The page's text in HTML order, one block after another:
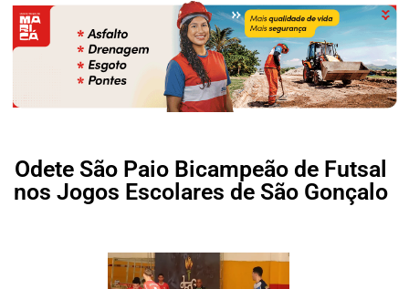
Odete São Paio Bicampeão de Futsal
nos Jogos Escolares de São Gonçalo